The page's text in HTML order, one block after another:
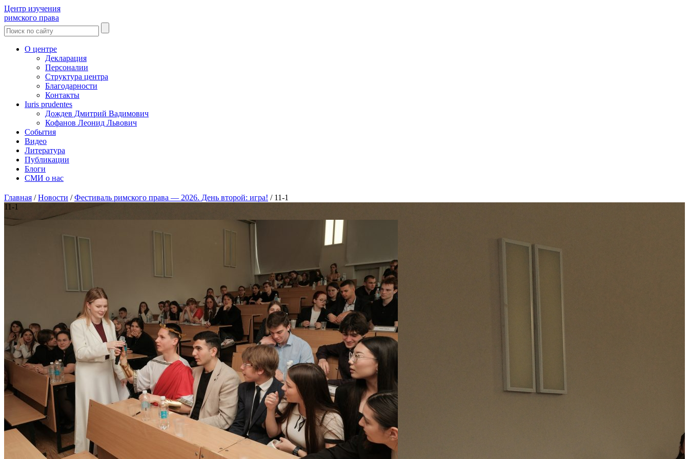
Центр изучения
римского права
О центре
Декларация
Персоналии
Структура центра
Благодарности
Контакты
Iuris prudentes
Дождев Дмитрий Вадимович
Кофанов Леонид Львович
События
Видео
Литература
Публикации
Блоги
СМИ о нас
Главная /Новости /Фестиваль римского права — 2026. День второй: игра! / 11-1
11-1